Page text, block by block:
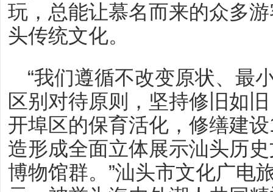
玩，总能让慕名而来的众多
头传统文化。
“我们遵循不改变原状、最
区别对待原则，坚持修旧如
开埠区的保育活化，修缮建
造形成全面立体展示汕头历
博物馆群。”汕头市文化广电